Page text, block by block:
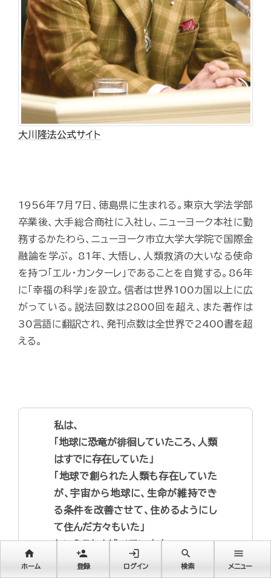
大川隆法公式サイト
1956年7月7日、徳島県に生まれる。東京大学法学部
卒業後、大手総合商社に入社し、ニューヨーク本社に勤
務するかたわら、ニューヨーク市立大学大学院で国際金
融論を学ぶ。 81年、大悟し、人類救済の大いなる使命
を持つ「エル・カンターレ」であることを自覚する。86年
に「幸福の科学」を設立。信者は世界100カ国以上に広
がっている。説法回数は2800回を超え、また著作は
30言語に翻訳され、発刊点数は全世界で2400書を超
える。
私は、
「地球に恐竜が徘徊していたころ、人類
はすでに存在していた」
「地球で創られた人類も存在していた
が、宇宙から地球に、生命が維持でき
る条件を改善させて、住めるようにし
て住んだ方々もいた」
ということを述べています。
home
ホーム
person_add
登録
login
ログイン
search
検索
menu
メニュー